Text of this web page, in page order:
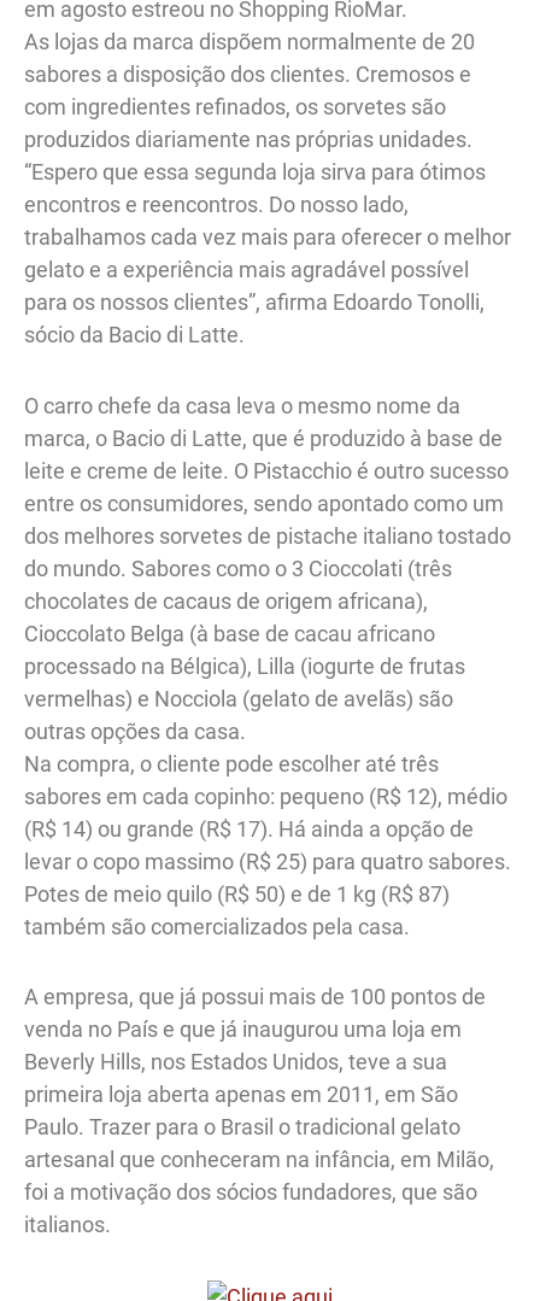
em agosto estreou no Shopping RioMar.
As lojas da marca dispõem normalmente de 20
sabores a disposição dos clientes. Cremosos e
com ingredientes refinados, os sorvetes são
produzidos diariamente nas próprias unidades.
“Espero que essa segunda loja sirva para ótimos
encontros e reencontros. Do nosso lado,
trabalhamos cada vez mais para oferecer o melhor
gelato e a experiência mais agradável possível
para os nossos clientes”, afirma Edoardo Tonolli,
sócio da Bacio di Latte.
O carro chefe da casa leva o mesmo nome da
marca, o Bacio di Latte, que é produzido à base de
leite e creme de leite. O Pistacchio é outro sucesso
entre os consumidores, sendo apontado como um
dos melhores sorvetes de pistache italiano tostado
do mundo. Sabores como o 3 Cioccolati (três
chocolates de cacaus de origem africana),
Cioccolato Belga (à base de cacau africano
processado na Bélgica), Lilla (iogurte de frutas
vermelhas) e Nocciola (gelato de avelãs) são
outras opções da casa.
Na compra, o cliente pode escolher até três
sabores em cada copinho: pequeno (R$ 12), médio
(R$ 14) ou grande (R$ 17). Há ainda a opção de
levar o copo massimo (R$ 25) para quatro sabores.
Potes de meio quilo (R$ 50) e de 1 kg (R$ 87)
também são comercializados pela casa.
A empresa, que já possui mais de 100 pontos de
venda no País e que já inaugurou uma loja em
Beverly Hills, nos Estados Unidos, teve a sua
primeira loja aberta apenas em 2011, em São
Paulo. Trazer para o Brasil o tradicional gelato
artesanal que conheceram na infância, em Milão,
foi a motivação dos sócios fundadores, que são
italianos.